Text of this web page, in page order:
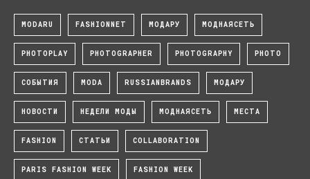
MODARU FASHIONNET МОДАРУ МОДНАЯСЕТЬ
PHOTOPLAY PHOTOGRAPHER PHOTOGRAPHY PHOTO
СОБЫТИЯ MODA RUSSIANBRANDS МОДАРУ
НОВОСТИ НЕДЕЛИ МОДЫ МОДНАЯСЕТЬ МЕСТА
FASHION СТАТЬИ COLLABORATION
PARIS FASHION WEEK FASHION WEEK